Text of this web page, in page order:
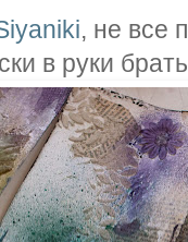
, не все
в руки